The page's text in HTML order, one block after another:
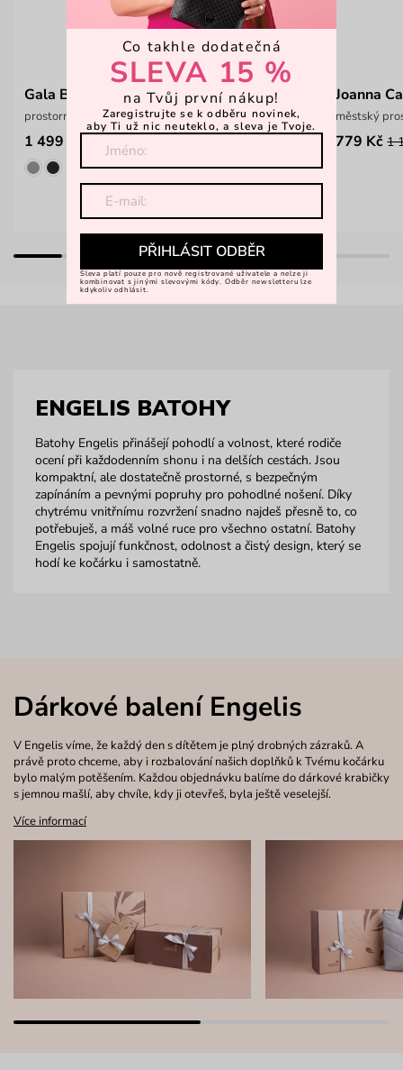
Gala Black
prostorná kabelka na kočárek Engelis
1 499 Kč
Joanna
městský
779 Kč 1
ENGELIS BATOHY
Batohy Engelis přinášejí pohodlí a volnost, které rodiče
ocení při každodenním shonu i na delších cestách. Jsou
kompaktní, ale dostatečně prostorné, s bezpečným
zapínáním a pevnými popruhy pro pohodlné nošení. Díky
chytrému vnitřnímu rozvržení snadno najdeš přesně to, co
potřebuješ, a máš volné ruce pro všechno ostatní. Batohy
Engelis spojují funkčnost, odolnost a čistý design, který se
hodí ke kočárku i samostatně.
Dárkové balení Engelis
V Engelis víme, že každý den s dítětem je plný drobných zázraků. A
právě proto chceme, aby i rozbalování našich doplňků k Tvému kočárku
bylo malým potěšením. Každou objednávku balíme do dárkové krabičky
s jemnou mašlí, aby chvíle, kdy ji otevřeš, byla ještě veselejší.
Více informací
Co takhle dodatečná
SLEVA 15 %
na Tvůj první nákup!
Zaregistrujte se k odběru novinek,
aby Ti už nic neuteklo, a sleva je Tvoje.
PŘIHLÁSIT ODBĚR
Sleva platí pouze pro nově registrované uživatele a nelze ji
kombinovat s jinými slevovými kódy. Odběr newsletteru lze
kdykoliv odhlásit.